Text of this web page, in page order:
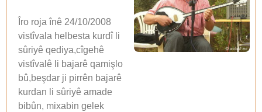
Îro roja înê 24/10/2008
vistîvala helbesta kurdî li
sûriyê qediya,cîgehê
vistîvalê li bajarê qamişlo
bû,beşdar ji pirrên bajarê
kurdan li sûriyê amade
bibûn, mixabin gelek